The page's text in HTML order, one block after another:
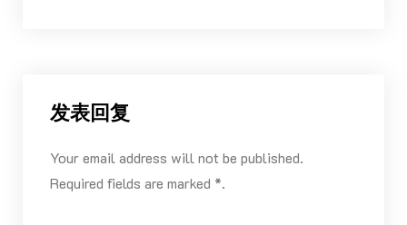
发表回复
Your email address will not be published.
Required fields are marked *.